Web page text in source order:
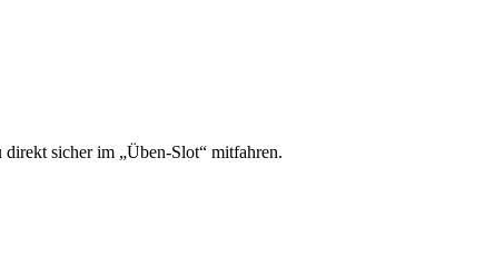
sicher im „Üben-Slot“ mitfahren.